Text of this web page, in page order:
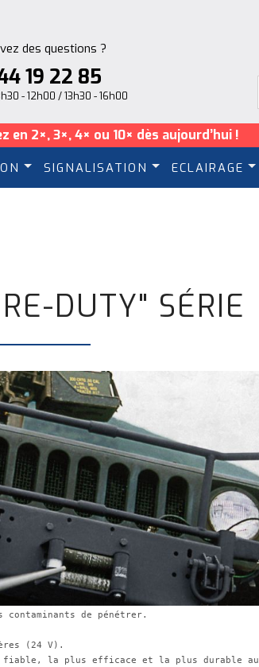
en 2×, 3×, 4× ou 10× dès aujourd’hui !
SIGNALISATION ECLAIRAGE
DUTY" SÉRIE
de pénétrer.
(24 V).
fiable, la plus efficace et la plus durable au
des questions ?
19 22 85
- 12h00 / 13h30 - 16h00